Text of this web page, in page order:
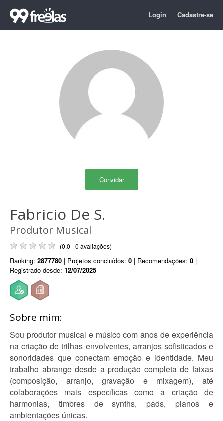
Login Cadastre-se
Convidar
Fabricio De S.
Produtor Musical
(0.0 - 0 avaliações)
Ranking: 2877780 | Projetos concluídos: 0 | Recomendações: 0 |
Registrado desde: 12/07/2025
Sobre mim:
Sou produtor musical e músico com anos de experiência
na criação de trilhas envolventes, arranjos sofisticados e
sonoridades que conectam emoção e identidade. Meu
trabalho abrange desde a produção completa de faixas
(composição, arranjo, gravação e mixagem), até
colaborações mais específicas como a criação de
harmonias, timbres de synths, pads, pianos e
ambientações únicas.